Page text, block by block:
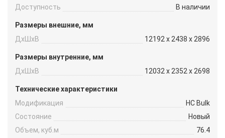
Доступность
В наличии
Размеры внешние, мм
ДxШxВ
12192 x 2438 x 2896
Размеры внутренние, мм
ДxШxВ
12032 x 2352 x 2698
Технические характеристики
Модификация
HC Bulk
Состояние
Новый
Объем, куб.м
76.4